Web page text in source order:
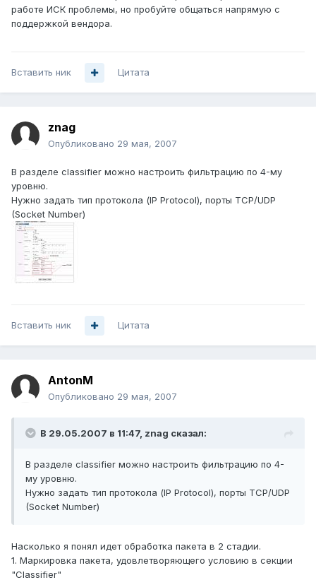
работе ИСК проблемы, но пробуйте общаться напрямую с
поддержкой вендора.
Вставить ник Цитата
znag
Опубликовано 29 мая, 2007
В разделе classifier можно настроить фильтрацию по 4-му
уровню.
Нужно задать тип протокола (IP Protocol), порты TCP/UDP
(Socket Number)
Вставить ник Цитата
AntonM
Опубликовано 29 мая, 2007
В 29.05.2007 в 11:47, znag сказал:
В разделе classifier можно настроить фильтрацию по 4-
му уровню.
Нужно задать тип протокола (IP Protocol), порты TCP/UDP
(Socket Number)
Насколько я понял идет обработка пакета в 2 стадии.
1. Маркировка пакета, удовлетворяющего условию в секции
"Classifier"